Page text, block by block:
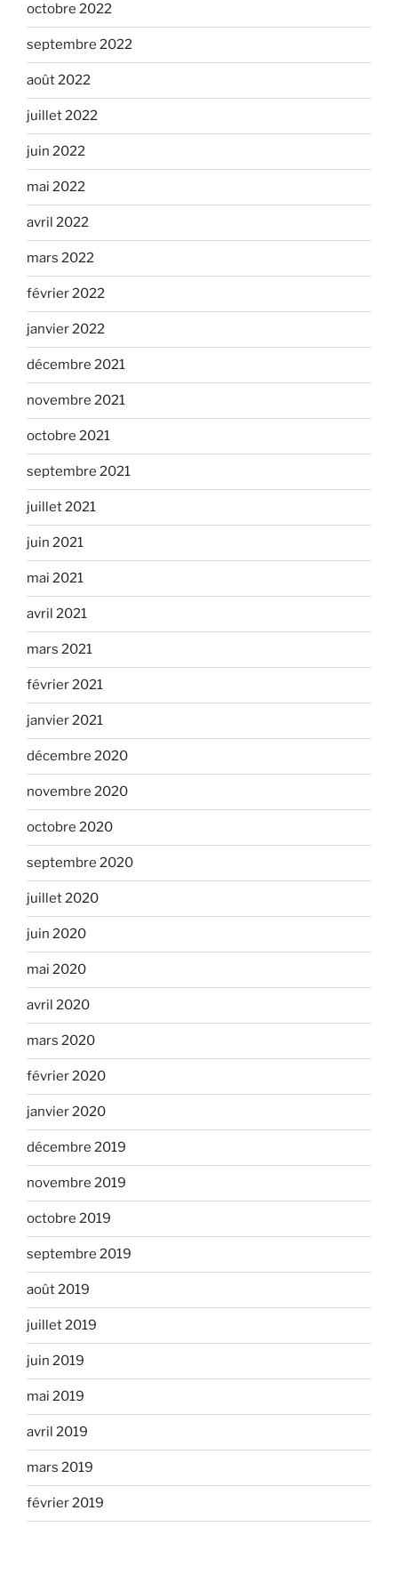
octobre 2022
septembre 2022
août 2022
juillet 2022
juin 2022
mai 2022
avril 2022
mars 2022
février 2022
janvier 2022
décembre 2021
novembre 2021
octobre 2021
septembre 2021
juillet 2021
juin 2021
mai 2021
avril 2021
mars 2021
février 2021
janvier 2021
décembre 2020
novembre 2020
octobre 2020
septembre 2020
juillet 2020
juin 2020
mai 2020
avril 2020
mars 2020
février 2020
janvier 2020
décembre 2019
novembre 2019
octobre 2019
septembre 2019
août 2019
juillet 2019
juin 2019
mai 2019
avril 2019
mars 2019
février 2019